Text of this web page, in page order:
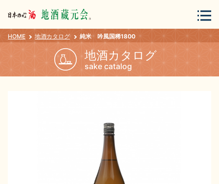
会員登録 ログイン
地酒カタログ
HOME 地酒カタログ 純米 吟風国稀1800
地酒カタログ
sake catalog